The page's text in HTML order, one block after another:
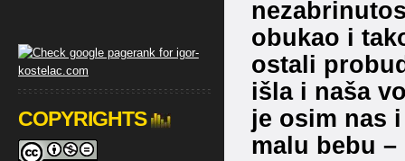
obukao i
ostali
išla i naša
je osim nas
malu bebu
COPYRIGHTS